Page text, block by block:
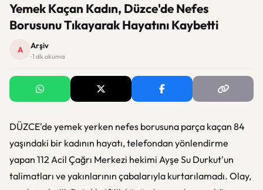
Yemek Kaçan Kadın, Düzce'de Nefes
Borusunu Tıkayarak Hayatını Kaybetti
A Arşiv
· 1 dk okuma
DÜZCE'de yemek yerken nefes borusuna parça kaçan 84
yaşındaki bir kadının hayatı, telefondan yönlendirme
yapan 112 Acil Çağrı Merkezi hekimi Ayşe Su Durkut'un
talimatları ve yakınlarının çabalarıyla kurtarılamadı. Olay,